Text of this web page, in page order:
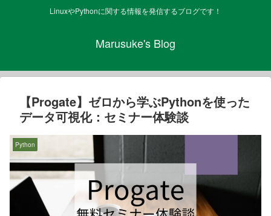
LinuxやPythonに関する情報を発信するブログです！
Marusuke's Blog
【Progate】ゼロから学ぶPythonを使った
データ可視化：セミナー体験談
Python